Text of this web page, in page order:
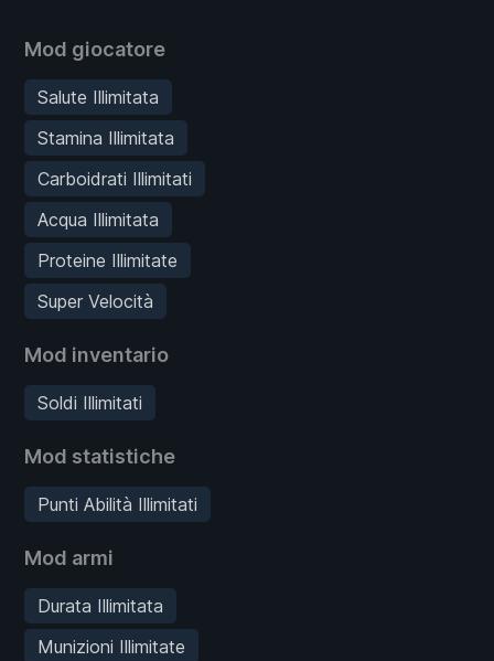
Mod giocatore
Salute Illimitata
Stamina Illimitata
Carboidrati Illimitati
Acqua Illimitata
Proteine Illimitate
Super Velocità
Mod inventario
Soldi Illimitati
Mod statistiche
Punti Abilità Illimitati
Mod armi
Durata Illimitata
Munizioni Illimitate